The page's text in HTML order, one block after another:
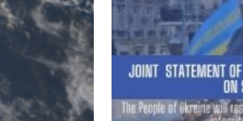
* LA UNE